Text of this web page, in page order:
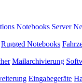
Notebooks Server
Rugged Notebooks
Mailarchivierung
Eingabegeräte